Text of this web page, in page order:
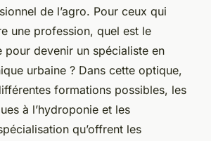
de l’agro. Pour ceux qui
une profession, quel est le
pour devenir un spécialiste en
urbaine ? Dans cette optique,
formations possibles, les
à l’hydroponie et les
qu’offrent les